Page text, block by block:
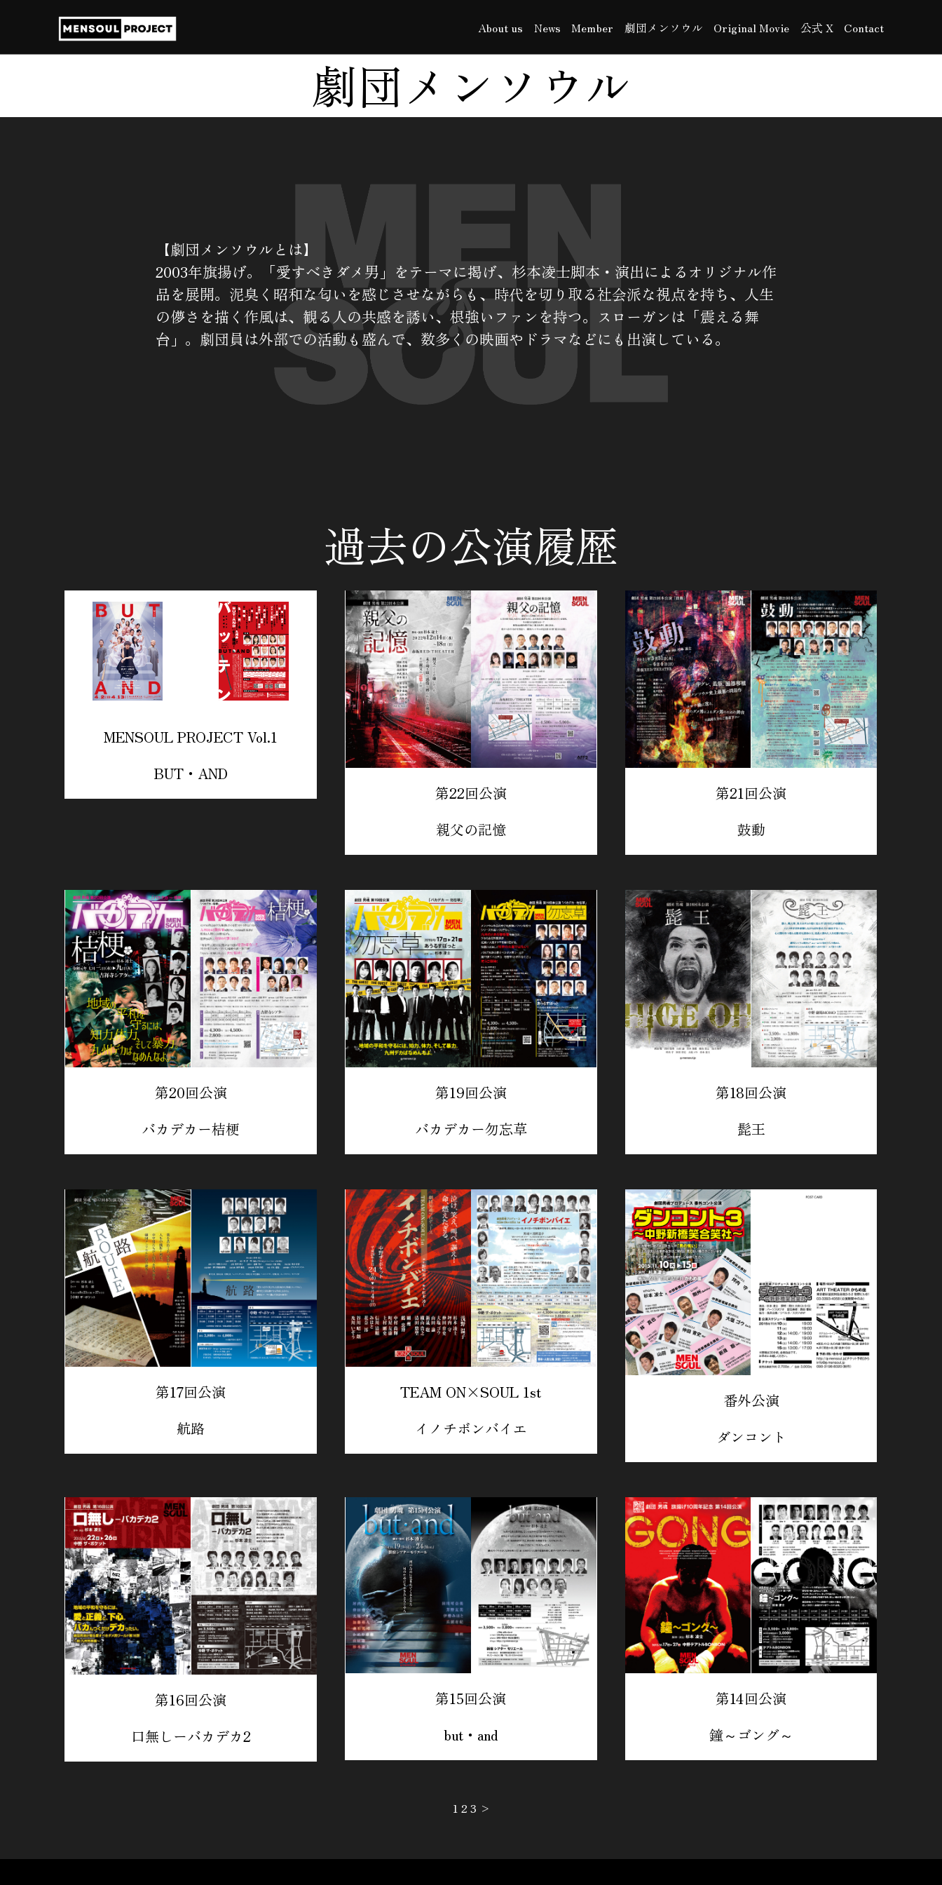
About us News Member 劇団メンソウル Original Movie 公式 X Contact
劇団メンソウル
【劇団メンソウルとは】
2003年旗揚げ。「愛すべきダメ男」をテーマに掲げ、杉本凌士脚本・演出によるオリジナル作
品を展開。泥臭く昭和な匂いを感じさせながらも、時代を切り取る社会派な視点を持ち、人生
の儚さを描く作風は、観る人の共感を誘い、根強いファンを持つ。スローガンは「震える舞
台」。劇団員は外部での活動も盛んで、数多くの映画やドラマなどにも出演している。
過去の公演履歴
MENSOUL PROJECT Vol.1
BUT・AND
第22回公演
親父の記憶
第21回公演
鼓動
第20回公演
バカデカー桔梗
第19回公演
バカデカー勿忘草
第18回公演
髭王
第17回公演
航路
TEAM ON×SOUL 1st
イノチボンバイエ
番外公演
ダンコント
第16回公演
口無しーバカデカ2
第15回公演
but・and
第14回公演
鐘～ゴング～
1 2 3 >